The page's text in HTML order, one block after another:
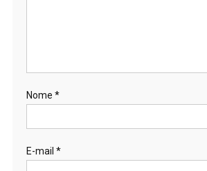
Nome *
E-mail *